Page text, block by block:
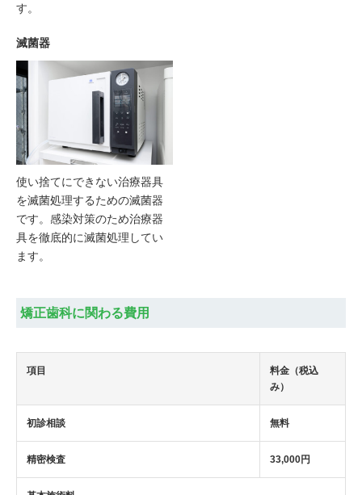
す。
滅菌器
使い捨てにできない治療器具
を滅菌処理するための滅菌器
です。感染対策のため治療器
具を徹底的に滅菌処理してい
矯正歯科に関わる費用
項目
料金（税込
み）
初診相談 無料
精密検査 33,000円